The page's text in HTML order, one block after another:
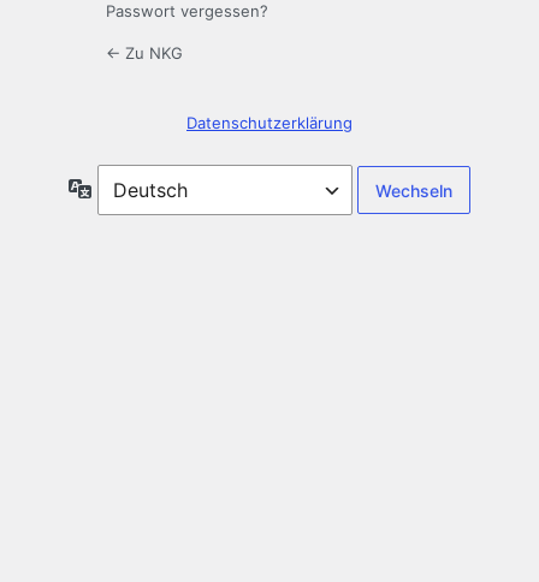
Passwort vergessen?
← Zu NKG
Datenschutzerklärung
Sprache